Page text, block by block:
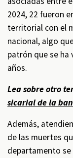
2024, 22 fueron
territorial con el
nacional, algo
patrón que se
años.
Lea sobre otro
sicarial de la
Además,
de las muertes
departamento se